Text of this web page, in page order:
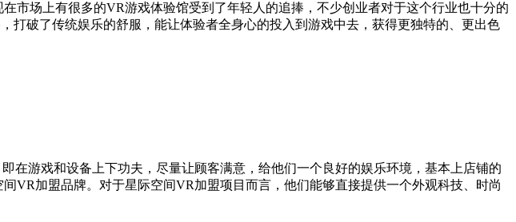
场上有很多的VR游戏体验馆受到了年轻人的追捧，不少创业者对于这个行业也十分的
破了传统娱乐的舒服，能让体验者全身心的投入到游戏中去，获得更独特的、更出色
游戏和设备上下功夫，尽量让顾客满意，给他们一个良好的娱乐环境，基本上店铺的
VR加盟品牌。对于星际空间VR加盟项目而言，他们能够直接提供一个外观科技、时尚